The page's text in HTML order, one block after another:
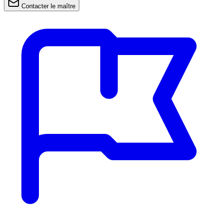
Contacter le maître